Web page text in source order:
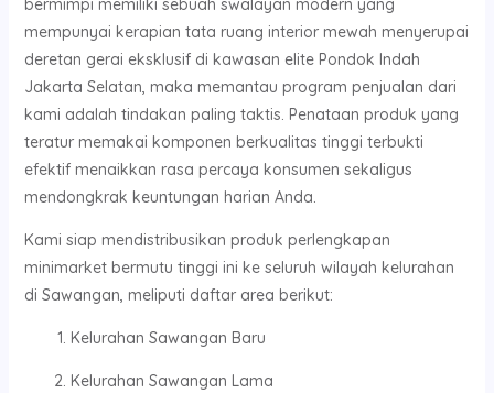
bermimpi memiliki sebuah swalayan modern yang
mempunyai kerapian tata ruang interior mewah menyerupai
deretan gerai eksklusif di kawasan elite Pondok Indah
Jakarta Selatan, maka memantau program penjualan dari
kami adalah tindakan paling taktis. Penataan produk yang
teratur memakai komponen berkualitas tinggi terbukti
efektif menaikkan rasa percaya konsumen sekaligus
mendongkrak keuntungan harian Anda.
Kami siap mendistribusikan produk perlengkapan
minimarket bermutu tinggi ini ke seluruh wilayah kelurahan
di Sawangan, meliputi daftar area berikut:
Kelurahan Sawangan Baru
Kelurahan Sawangan Lama